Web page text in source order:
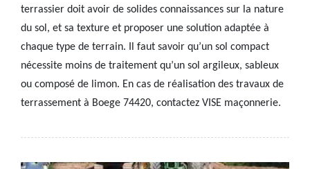
terrassier doit avoir de solides connaissances sur la nature
du sol, et sa texture et proposer une solution adaptée à
chaque type de terrain. Il faut savoir qu’un sol compact
nécessite moins de traitement qu’un sol argileux, sableux
ou composé de limon. En cas de réalisation des travaux de
terrassement à Boege 74420, contactez VISE maçonnerie.